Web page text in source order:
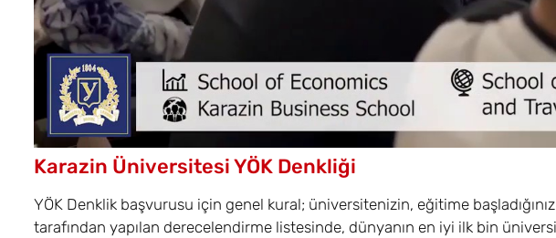
Karazin Üniversitesi YÖK Denkliği
YÖK Denklik başvurusu için genel kural; üniversitenizin, eğitime başladığınız
tarafından yapılan derecelendirme listesinde, dünyanın en iyi ilk bin